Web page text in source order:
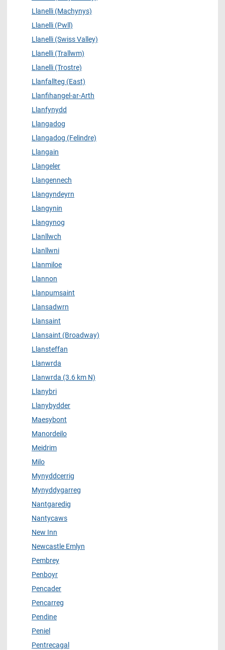
Llanelli (Machynys)
Llanelli (Pwll)
Llanelli (Swiss Valley)
Llanelli (Trallwm)
Llanelli (Trostre)
Llanfallteg (East)
Llanfihangel-ar-Arth
Llanfynydd
Llangadog
Llangadog (Felindre)
Llangain
Llangeler
Llangennech
Llangyndeyrn
Llangynin
Llangynog
Llanllwch
Llanllwni
Llanmiloe
Llannon
Llanpumsaint
Llansadwrn
Llansaint
Llansaint (Broadway)
Llansteffan
Llanwrda
Llanwrda (3.6 km N)
Llanybri
Llanybydder
Maesybont
Manordeilo
Meidrim
Milo
Mynyddcerrig
Mynyddygarreg
Nantgaredig
Nantycaws
New Inn
Newcastle Emlyn
Pembrey
Penboyr
Pencader
Pencarreg
Pendine
Peniel
Pentrecagal